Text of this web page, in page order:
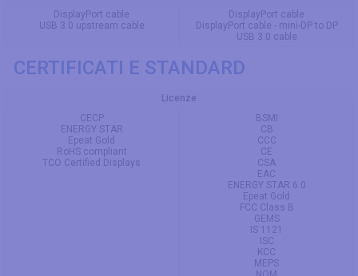
DisplayPort cable
USB 3.0 upstream cable
DisplayPort cable
DisplayPort cable - mini-DP to DP
USB 3.0 cable
CERTIFICATI E STANDARD
Licenze
CECP
ENERGY STAR
Epeat Gold
RoHS compliant
TCO Certified Displays
BSMI
CB
CCC
CE
CSA
EAC
ENERGY STAR 6.0
Epeat Gold
FCC Class B
GEMS
IS 1121
ISC
KCC
MEPS